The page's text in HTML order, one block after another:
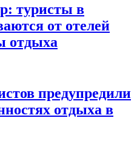
туристы в
от отелей
отдыха
предупредили
отдыха в